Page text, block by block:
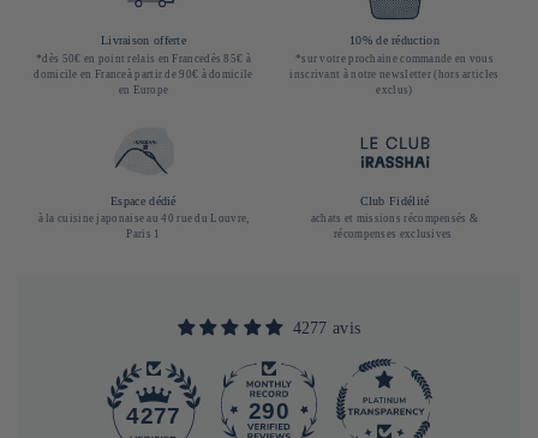
Livraison offerte
*dès 50€ en point relais en Francedès 85€ à
domicile en Franceà partir de 90€ à domicile
en Europe
10% de réduction
*sur votre prochaine commande en vous
inscrivant à notre newsletter (hors articles
exclus)
Espace dédié
à la cuisine japonaise au 40 rue du Louvre,
Paris 1
Club Fidélité
achats et missions récompensés &
récompenses exclusives
4277 avis
4277 290